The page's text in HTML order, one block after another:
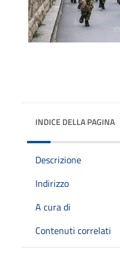
INDICE DELLA PAGINA
Descrizione
Indirizzo
A cura di
Contenuti correlati